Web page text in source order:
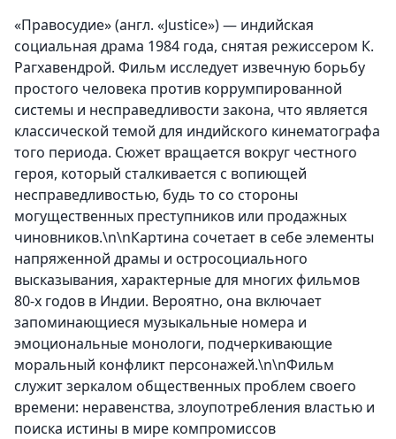
«Правосудие» (англ. «Justice») — индийская
социальная драма 1984 года, снятая режиссером К.
Рагхавендрой. Фильм исследует извечную борьбу
простого человека против коррумпированной
системы и несправедливости закона, что является
классической темой для индийского кинематографа
того периода. Сюжет вращается вокруг честного
героя, который сталкивается с вопиющей
несправедливостью, будь то со стороны
могущественных преступников или продажных
чиновников.\n\nКартина сочетает в себе элементы
напряженной драмы и остросоциального
высказывания, характерные для многих фильмов
80-х годов в Индии. Вероятно, она включает
запоминающиеся музыкальные номера и
эмоциональные монологи, подчеркивающие
моральный конфликт персонажей.\n\nФильм
служит зеркалом общественных проблем своего
времени: неравенства, злоупотребления властью и
поиска истины в мире компромиссов